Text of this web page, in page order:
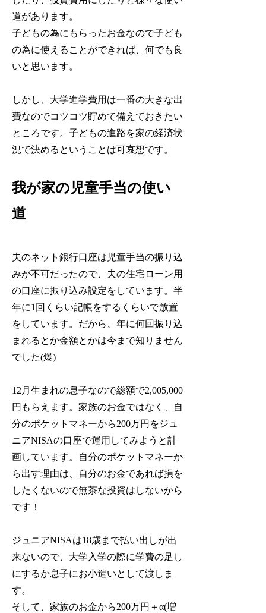
道があります。
子どもの為にもらったお金なので子ども
の為に使えることができれば、何でも良
いと思います。
しかし、大学進学費用は一番の大きな出
費なのでコツコツ貯めて備えておきたい
ところです。子どもの進路を家の経済状
況で決めるということは可哀想です。
我が家の児童手当の使い
道
夫のネット銀行口座は児童手当の振り込
みが不可だったので、夫の住宅ローン用
の口座に振り込み設定をしています。半
年に1回くらい記帳をするくらいで放置
をしています。だから、年に何回振り込
まれるとか金額とかは今まで知りません
でした(爆)
12月生まれの息子なので総額で2,005,000
円もらえます。家族のお金ではなく、自
分のポケットマネーから200万円をジュ
ニアNISAの口座で運用してみようと計
画しています。自分のポケットマネーか
ら出す理由は、
自分のお金であれば損を
したくないので無茶な投資はしないから
です！
ジュニアNISAは18歳まで払い出しが出
来ないので、大学入学の際に学費の足し
にするか息子にお小遣いとして渡しま
す。
そして、家族のお金から200万円＋α(増